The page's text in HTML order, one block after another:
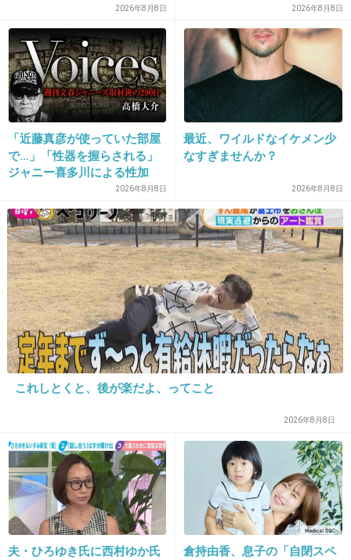
16. 匿名2013/04/29(月) 19:21:09
すべて秋元のシナリオ通り
出典：amd.c.yimg.jp
-2
17. 匿名 2013/04/29(月) 19:21:24
そういえば博多行きは左遷じゃないと言ってい
たっけ
+13 -3
秋元康のさじ加減でどーにでもなるでしょ。
+28 -4
19. 匿名2013/04/29(月) 19:21:42
ソババア」の暴言。「子ども
だから多めに見ろ」を強要し
てくる人物とは
2026年8月8日 2026年8月8日
「近藤真彦が使っていた部屋
で…」「性器を握らされる」
ジャニー喜多川による性加
害、語り始めた被害者たち
《徹底取材の裏側》
2026年8月8日
最近、ワイルドなイケメン少
なすぎませんか？
2026年8月8日
これしとくと、後が楽だよ、ってこと
2026年8月8日
夫・ひろゆき氏に西村ゆか氏
倉持由香、息子の「自閉スペ